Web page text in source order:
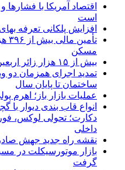
اقتصاد آمریکا با
است
افزایش پلکانی تعرفه
مسکن
بیش از ۱۵ هزار زائر اربعین به البرز بازگشتند
ساختمان تا پایان سال
عملیات بازار باز؛ اهرم
انواع قاب بندی دیوار
دکارت؛ تحولی لوکس،
داخلی
نقشه راه جدید جهش
بازار موتورسیکلت در
گرفت